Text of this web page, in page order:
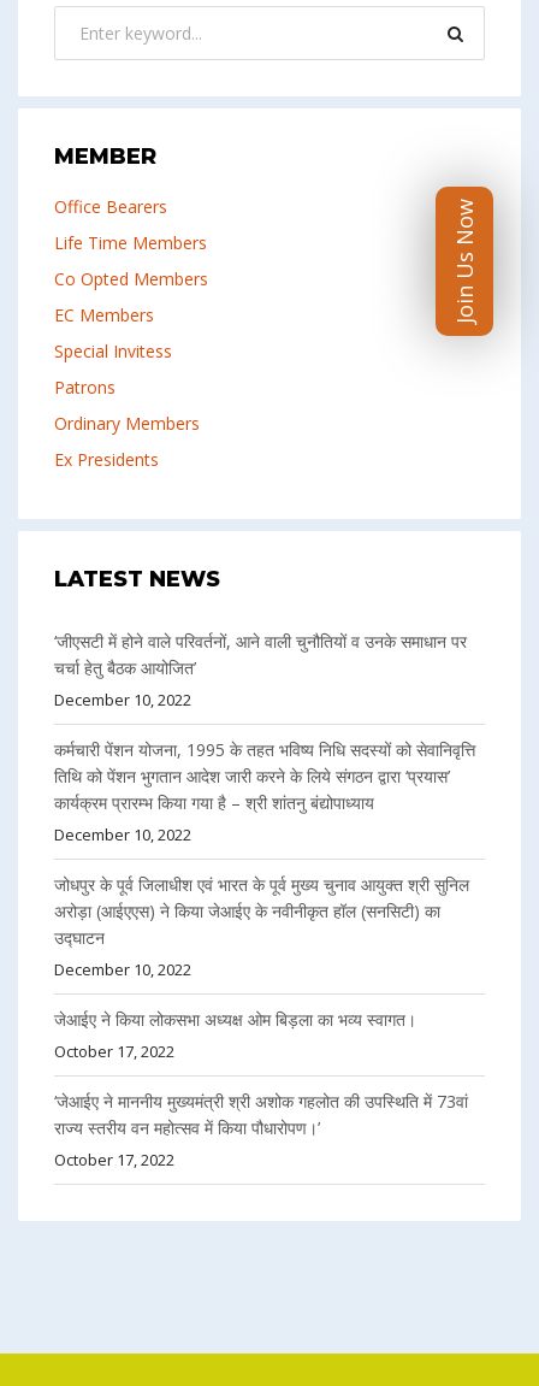
MEMBER
Office Bearers
Life Time Members
Co Opted Members
EC Members
Special Invitess
Patrons
Ordinary Members
Ex Presidents
LATEST NEWS
‘जीएसटी में होने वाले परिवर्तनों, आने वाली चुनौतियों व उनके समाधान पर
चर्चा हेतु बैठक आयोजित’
December 10, 2022
कर्मचारी पेंशन योजना, 1995 के तहत भविष्य निधि सदस्यों को सेवानिवृत्ति
तिथि को पेंशन भुगतान आदेश जारी करने के लिये संगठन द्वारा ‘प्रयास’
कार्यक्रम प्रारम्भ किया गया है – श्री शांतनु बंद्योपाध्याय
December 10, 2022
जोधपुर के पूर्व जिलाधीश एवं भारत के पूर्व मुख्य चुनाव आयुक्त श्री सुनिल
अरोड़ा (आईएएस) ने किया जेआईए के नवीनीकृत हॉल (सनसिटी) का
उद्घाटन
December 10, 2022
जेआईए ने किया लोकसभा अध्यक्ष ओम बिड़ला का भव्य स्वागत।
October 17, 2022
‘जेआईए ने माननीय मुख्यमंत्री श्री अशोक गहलोत की उपस्थिति में 73वां
राज्य स्तरीय वन महोत्सव में किया पौधारोपण।’
October 17, 2022
Join Us Now